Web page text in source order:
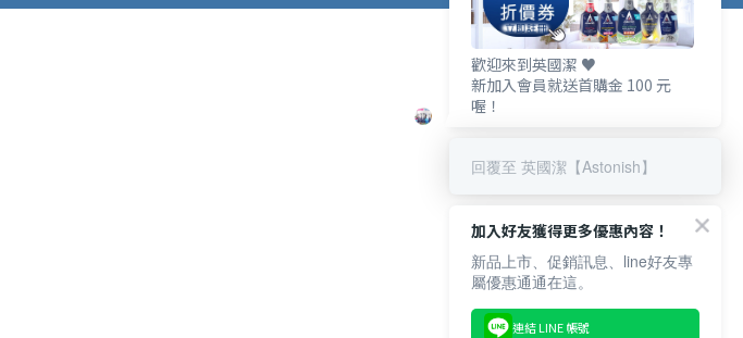
歡迎來到英國潔 ♥️
新加入會員就送首購金 100 元
喔！
回覆至 英國潔【Astonish】
加入好友獲得更多優惠內容！
新品上市、促銷訊息、line好友專
屬優惠通通在這。
連結 LINE 帳號